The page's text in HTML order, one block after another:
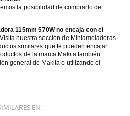
la posibilidad de comprarlo de
115mm 570W no encaja con el
Visita nuestra sección de Miniamoladoras
similares que te pueden encajar.
de la marca Makita también
general de Makita o utilizando el
EN: